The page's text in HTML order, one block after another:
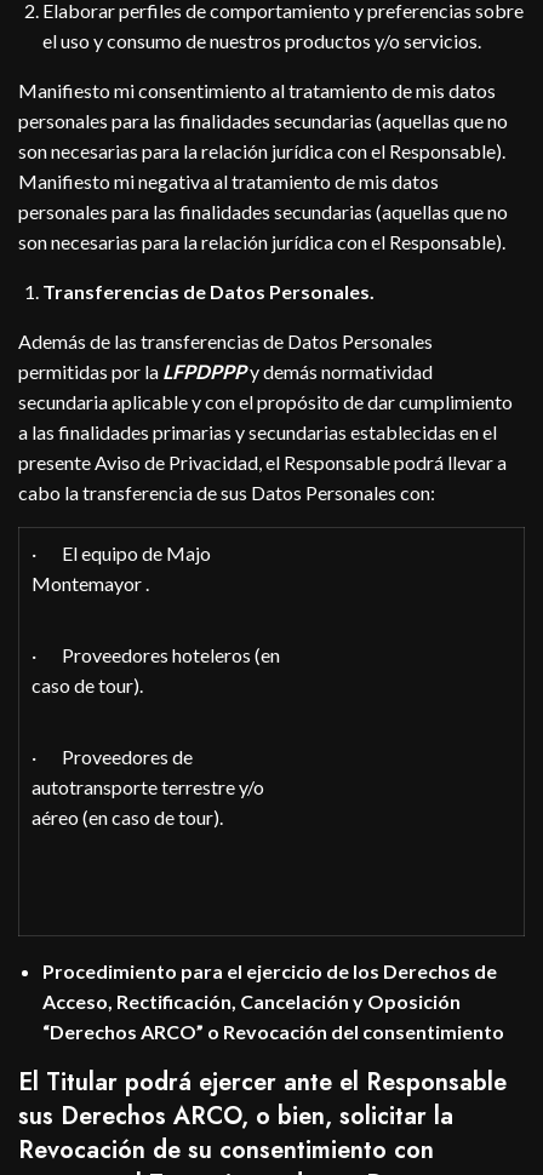
Elaborar perfiles de comportamiento y preferencias sobre
el uso y consumo de nuestros productos y/o servicios.
Manifiesto mi consentimiento al tratamiento de mis datos
personales para las finalidades secundarias (aquellas que no
son necesarias para la relación jurídica con el Responsable).
Manifiesto mi negativa al tratamiento de mis datos
personales para las finalidades secundarias (aquellas que no
son necesarias para la relación jurídica con el Responsable).
Transferencias de Datos Personales.
Además de las transferencias de Datos Personales
permitidas por la LFPDPPPy demás normatividad
secundaria aplicable y con el propósito de dar cumplimiento
a las finalidades primarias y secundarias establecidas en el
presente Aviso de Privacidad, el Responsable podrá llevar a
cabo la transferencia de sus Datos Personales con:
· El equipo de Majo
Montemayor .
· Proveedores hoteleros (en
caso de tour).
· Proveedores de
autotransporte terrestre y/o
aéreo (en caso de tour).
Procedimiento para el ejercicio de los Derechos de
Acceso, Rectificación, Cancelación y Oposición
“Derechos ARCO” o Revocación del consentimiento
El Titular podrá ejercer ante el Responsable
sus Derechos ARCO, o bien, solicitar la
Revocación de su consentimiento con